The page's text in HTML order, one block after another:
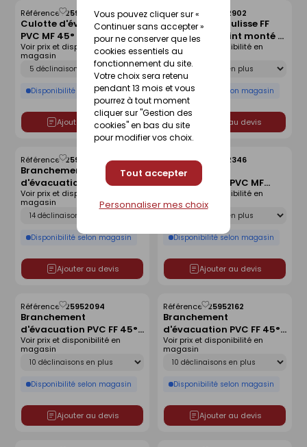
Vous pouvez cliquer sur «
Continuer sans accepter »
pour ne conserver que les
cookies essentiels au
fonctionnement du site.
Votre choix sera retenu
pendant 13 mois et vous
pourrez à tout moment
cliquer sur "Gestion des
cookies" en bas du site
pour modifier vos choix.
Tout accepter
Personnaliser mes choix
Culotte d'évacuation
PVC MF 45° SDR 41 joint
monté - D315
Référence :25951868
Déclinaison
Disponibilité selon magasin
Voir prix et disponibilité en
magasin
Ajouter au devis
Enregistrer
comme
liste
Manchon à coulisse FF
PVC SDR 34 joint monté -
D160
Référence : 25952902
Déclinaison
Disponibilité selon magasin
Voir prix et disponibilité en
magasin
Ajouter au devis
Enregistrer
comme
Branchement
d'évacuation PVC MF 45°
SDR 41 joint monté -
D400x160
Référence :25955903
Déclinaison
Disponibilité selon magasin
Voir prix et disponibilité en
magasin
Ajouter au devis
Enregistrer
comme
liste
Branchement
d'évacuation PVC MF
87°30 SDR 34 joint monté
- D315x160
Référence : 25952346
Déclinaison
Disponibilité selon magasin
Voir prix et disponibilité en
magasin
Ajouter au devis
Enregistrer
Branchement
d'évacuation PVC FF 45°
SDR 34 joint monté -
D200x125
Référence :25952094
Déclinaison
Disponibilité selon magasin
Voir prix et disponibilité en
magasin
Ajouter au devis
Enregistrer
comme
liste
Branchement
d'évacuation PVC FF 45°
SDR 34 joint monté -
D400x160
Référence :25952162
Déclinaison
Disponibilité selon magasin
Voir prix et disponibilité en
magasin
Ajouter au devis
Enregistrer
comme
liste